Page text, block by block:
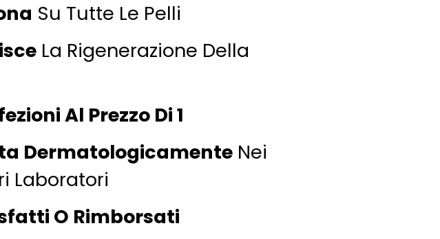
Su Tutte Le Pelli
La Rigenerazione Della
Al Prezzo Di 1
DermatologicamenteNei
Laboratori
O Rimborsati